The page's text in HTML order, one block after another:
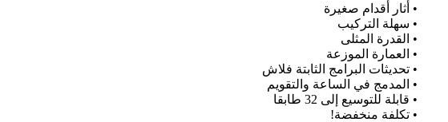
• أثار أقدام صغيرة
• سهلة التركيب
• القدرة المثلى
• العمارة الموزعة
• تحديثات البرامج الثابتة فلاش
• المدمج في الساعة والتقويم
• قابلة للتوسيع إلى 32 طابقا
• تكلفة منخفضة!